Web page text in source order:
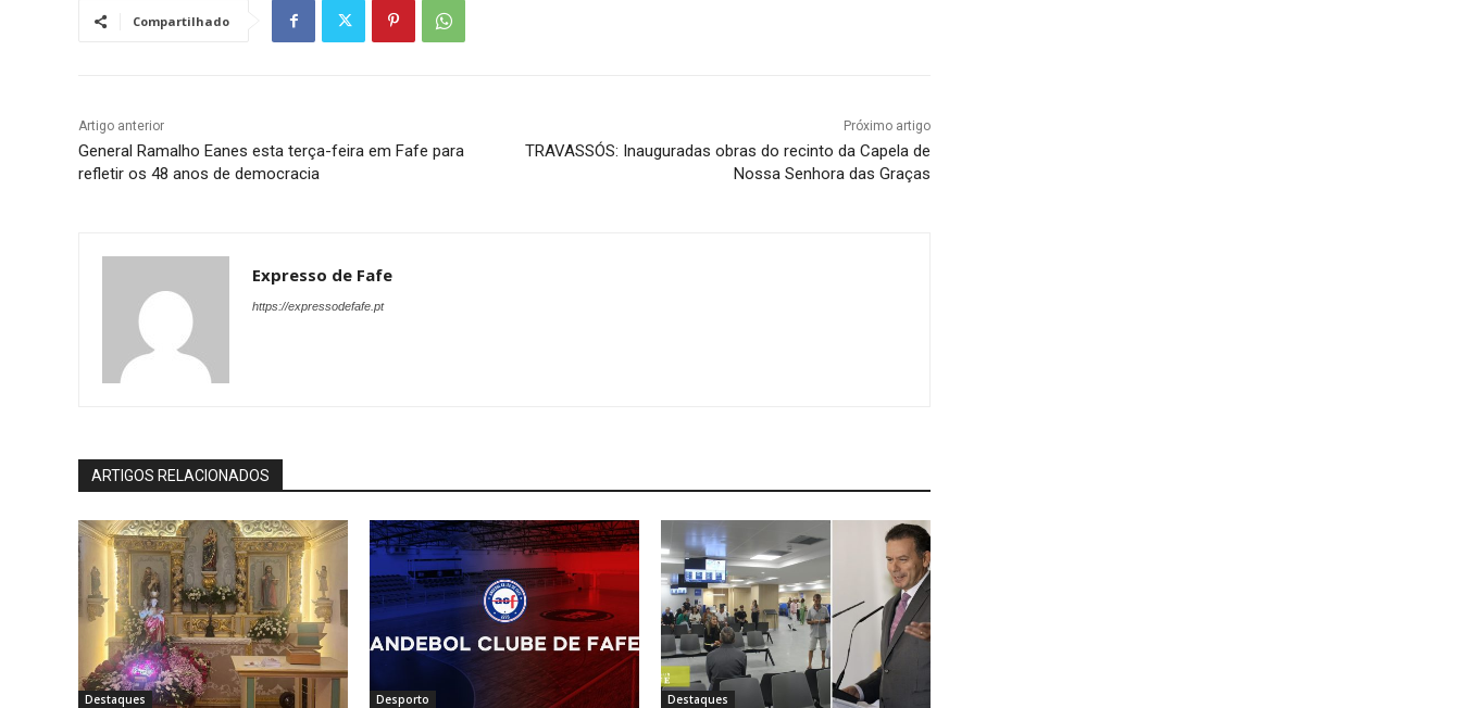
Compartilhado
Artigo anterior
General Ramalho Eanes esta terça-feira em Fafe para
refletir os 48 anos de democracia
Próximo artigo
TRAVASSÓS: Inauguradas obras do recinto da Capela de
Nossa Senhora das Graças
Expresso de Fafe
https://expressodefafe.pt
ARTIGOS RELACIONADOS
Destaques Desporto Destaques